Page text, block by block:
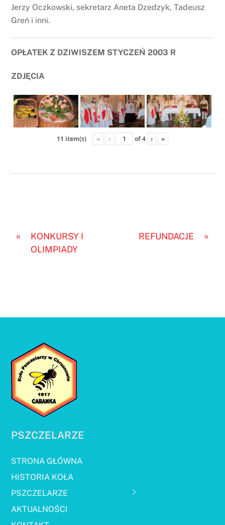
Jerzy Oczkowski, sekretarz Aneta Dzedzyk, Tadeusz
Greń i inni.
OPŁATEK Z DZIWISZEM STYCZEŃ 2003 R
ZDJĘCIA
11 item(s) « ‹ of4 › »
«
KONKURSY I
OLIMPIADY
»
REFUNDACJE
PSZCZELARZE
STRONA GŁÓWNA
HISTORIA KOŁA
PSZCZELARZE
AKTUALNOŚCI